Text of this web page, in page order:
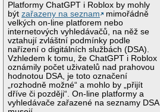
Platformy ChatGPT i Roblox by mohly
býtzařazeny na seznam
mimořádně
velkých on-line platforem nebo
internetových vyhledávačů, na něž se
vztahují zvláštní podmínky podle
nařízení o digitálních službách (DSA).
Vzhledem k tomu, že ChatGPT i Roblox
oznámily počet uživatelů nad prahovou
hodnotou DSA, je toto označení
„rozhodně možné“ a mohlo by „přijít
dříve či později“. On-line platformy a
vyhledávače zařazené na seznamy DSA